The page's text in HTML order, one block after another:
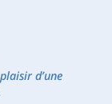
d’une